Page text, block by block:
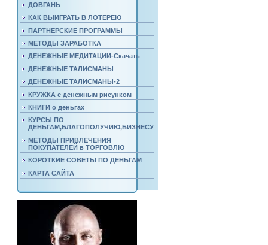
ДОВГАНЬ
КАК ВЫИГРАТЬ В ЛОТЕРЕЮ
ПАРТНЕРСКИЕ ПРОГРАММЫ
МЕТОДЫ ЗАРАБОТКА
ДЕНЕЖНЫЕ МЕДИТАЦИИ-Скачать
ДЕНЕЖНЫЕ ТАЛИСМАНЫ
ДЕНЕЖНЫЕ ТАЛИСМАНЫ-2
КРУЖКА с денежным рисунком
КНИГИ о деньгах
КУРСЫ ПО
ДЕНЬГАМ,БЛАГОПОЛУЧИЮ,БИЗНЕСУ
МЕТОДЫ ПРИВЛЕЧЕНИЯ
ПОКУПАТЕЛЕЙ в ТОРГОВЛЮ
КОРОТКИЕ СОВЕТЫ ПО ДЕНЬГАМ
КАРТА САЙТА